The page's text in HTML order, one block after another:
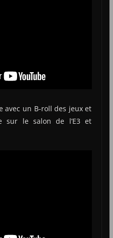
avec un B-roll des jeux et
sur le salon de l’E3 et